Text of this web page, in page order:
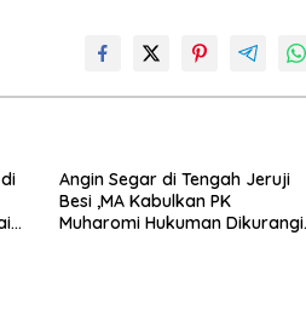
Angin Segar di Tengah Jeruji
Besi ,MA Kabulkan PK
Muharomi Hukuman Dikurangi